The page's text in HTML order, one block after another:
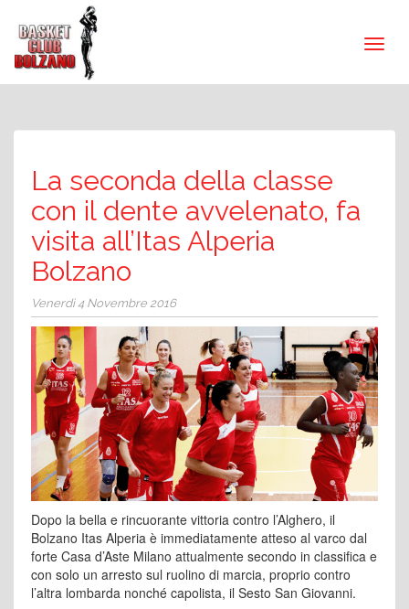
La seconda della classe
con il dente avvelenato, fa
visita all’Itas Alperia
Bolzano
Venerdì 4 Novembre 2016
Dopo la bella e rincuorante vittoria contro l’Alghero, il
Bolzano Itas Alperia è immediatamente atteso al varco dal
forte Casa d’Aste Milano attualmente secondo in classifica e
con solo un arresto sul ruolino di marcia, proprio contro
l’altra lombarda nonché capolista, il Sesto San Giovanni.